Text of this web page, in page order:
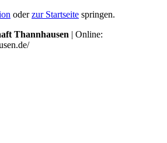
oderzur Startseite springen.
Thannhausen | Online: